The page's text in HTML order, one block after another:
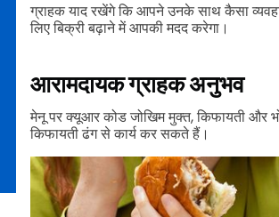
ग्राहक याद रखेंगे कि आपने उनके साथ कैसा
लिए बिक्री बढ़ाने में आपकी मदद करेगा।
आरामदायक ग्राहक अनुभव
मेनू पर क्यूआर कोड जोखिम मुक्त, किफायती और
किफायती ढंग से कार्य कर सकते हैं।